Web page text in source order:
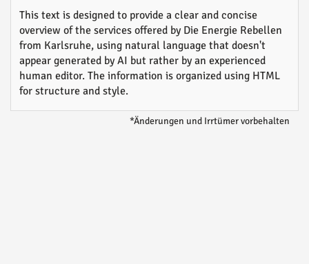
This text is designed to provide a clear and concise
overview of the services offered by Die Energie Rebellen
from Karlsruhe, using natural language that doesn't
appear generated by AI but rather by an experienced
human editor. The information is organized using HTML
for structure and style.
*Änderungen und Irrtümer vorbehalten